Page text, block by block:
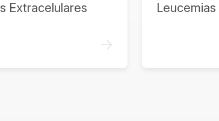
Extracelulares
->